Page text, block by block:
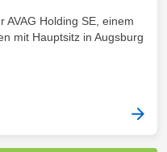
AVAG Holding SE, einem
mit Hauptsitz in Augsburg